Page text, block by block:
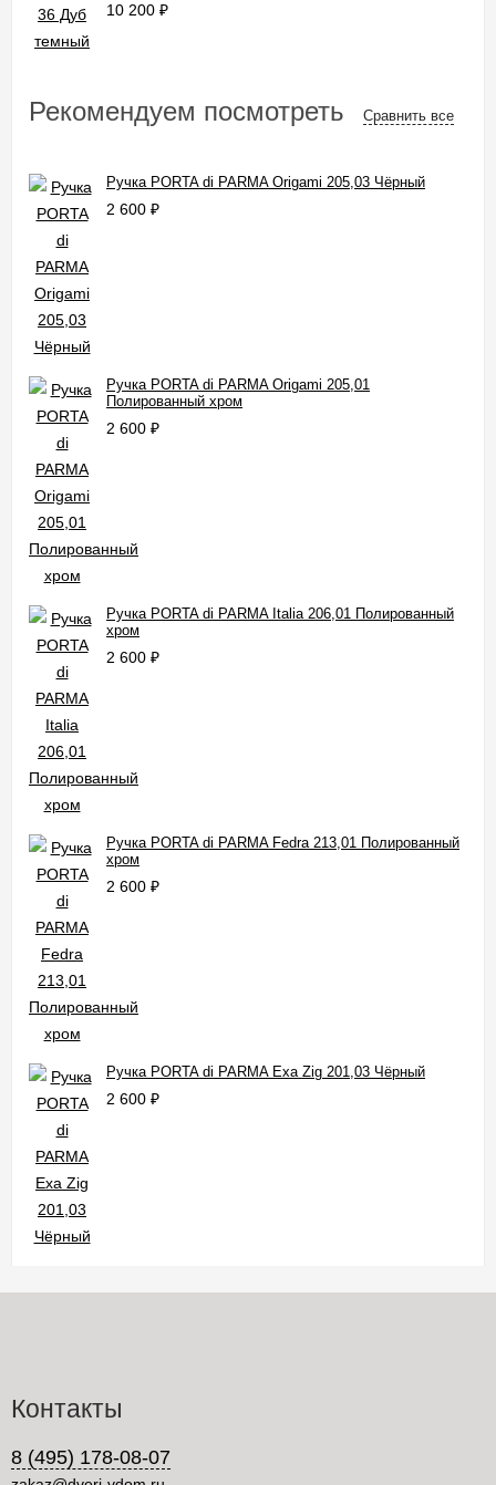
10 200 ₽
Рекомендуем посмотреть Сравнить все
Ручка PORTA di PARMA Origami 205,03 Чёрный
2 600 ₽
Ручка PORTA di PARMA Origami 205,01
Полированный хром
2 600 ₽
Ручка PORTA di PARMA Italia 206,01 Полированный
хром
2 600 ₽
Ручка PORTA di PARMA Fedra 213,01 Полированный
хром
2 600 ₽
Ручка PORTA di PARMA Exa Zig 201,03 Чёрный
2 600 ₽
Контакты
8 (495) 178-08-07